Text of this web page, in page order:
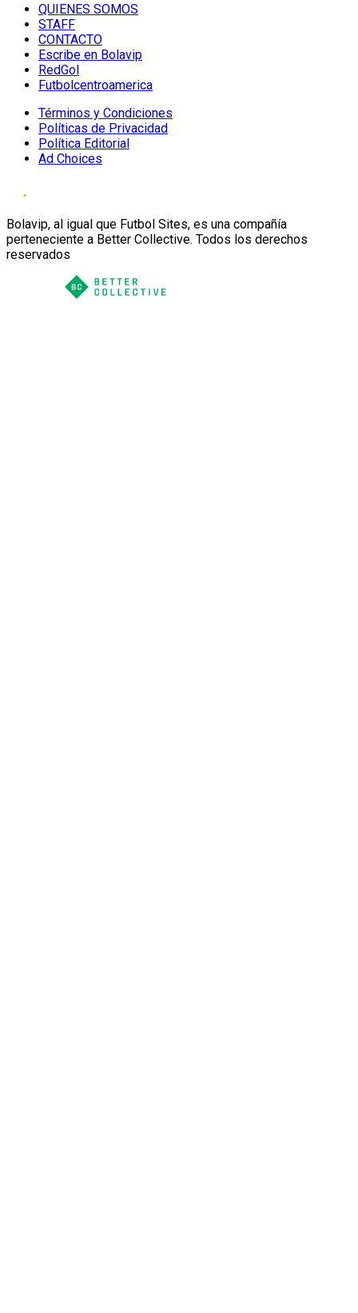
QUIENES SOMOS
STAFF
CONTACTO
Escribe en Bolavip
RedGol
Futbolcentroamerica
Términos y Condiciones
Políticas de Privacidad
Política Editorial
Ad Choices
Bolavip, al igual que Futbol Sites, es una compañía
perteneciente a Better Collective. Todos los derechos
reservados